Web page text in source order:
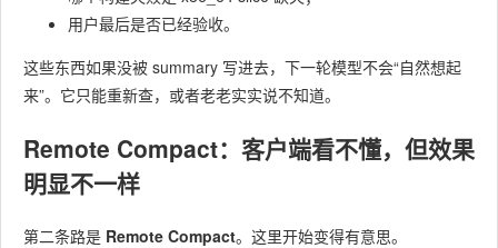
用户最后是否已经验收。
这些东西如果没被 summary 写进去，下一轮模型不会“自然想起
来”。它只能重新查，或者老老实实说不知道。
Remote Compact​：客户端看不懂，但效果
明显不一样
第二条路是 ​ Remote Compact​。这里开始变得有意思。